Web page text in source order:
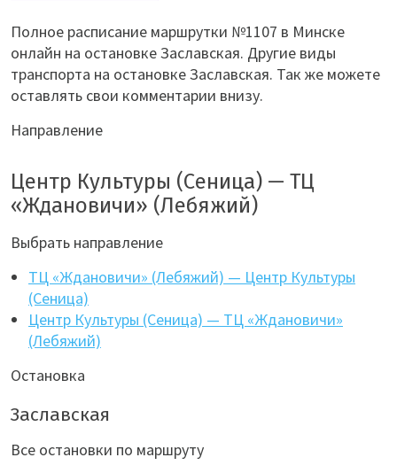
Полное расписание маршрутки №1107 в Минске
онлайн на остановке Заславская. Другие виды
транспорта на остановке Заславская. Так же можете
оставлять свои комментарии внизу.
Направление
Центр Культуры (Сеница) — ТЦ
«Ждановичи» (Лебяжий)
Выбрать направление
ТЦ «Ждановичи» (Лебяжий) — Центр Культуры
(Сеница)
Центр Культуры (Сеница) — ТЦ «Ждановичи»
(Лебяжий)
Остановка
Заславская
Все остановки по маршруту